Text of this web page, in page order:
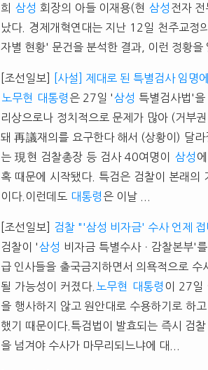
희 삼성 회장의 아들 이재용(현 삼성 전자
났다. 경제개혁연대는 지난 12일 천주교정
자별 현황' 문건을 분석한 결과, 이런 정황
[조선일보]
[사설] 제대로 된 특별검사 임명
노무현
대통령 은 27일 '삼성 특별검사법'
리상으로나 정치적으로 문제가 많아 (거부
돼 再議재의를 요구한다 해서 (상황이) 달
는 現현 검찰총장 등 검사 40여명이 삼성
혹 때문에 시작됐다. 특검은 검찰이 본래의
이다.이런데도 대통령 은 이날 ...
[조선일보]
검찰 "'삼성 비자금' 수사 언제
검찰이 '삼성 비자금 특별수사ㆍ감찰본부'
급 인사들을 출국금지하면서 의욕적으로
될 가능성이 커졌다. 노무현 대통령 이 27일
을 행사하지 않고 원안대로 수용하기로 하
했기 때문이다.특검법이 발효되는 즉시 검
을 넘겨야 수사가 마무리되느냐에 대...